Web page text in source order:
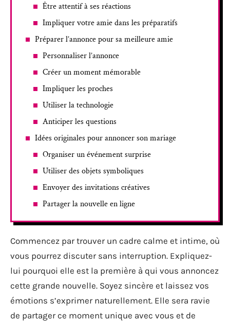
Être attentif à ses réactions
Impliquer votre amie dans les préparatifs
Préparer l’annonce pour sa meilleure amie
Personnaliser l’annonce
Créer un moment mémorable
Impliquer les proches
Utiliser la technologie
Anticiper les questions
Idées originales pour annoncer son mariage
Organiser un événement surprise
Utiliser des objets symboliques
Envoyer des invitations créatives
Partager la nouvelle en ligne
Commencez par trouver un cadre calme et intime, où
vous pourrez discuter sans interruption. Expliquez-
lui pourquoi elle est la première à qui vous annoncez
cette grande nouvelle. Soyez sincère et laissez vos
émotions s’exprimer naturellement. Elle sera ravie
de partager ce moment unique avec vous et de